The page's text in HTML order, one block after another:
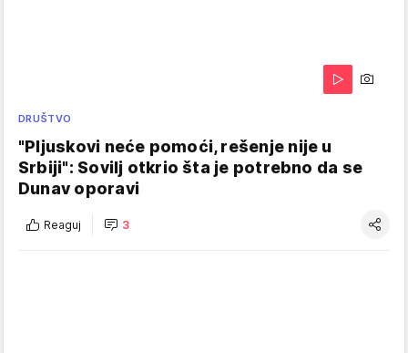
DRUŠTVO
"Pljuskovi neće pomoći, rešenje nije u
Srbiji": Sovilj otkrio šta je potrebno da se
Dunav oporavi
Reaguj 3